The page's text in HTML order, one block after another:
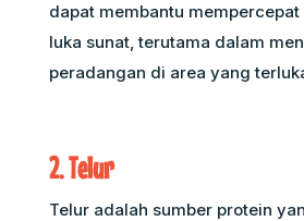
dapat membantu
luka sunat, terutama dalam
peradangan di area yang
2. Telur
Telur adalah sumber protein